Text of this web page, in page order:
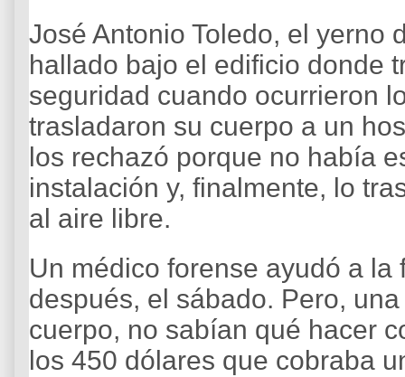
José Antonio Toledo, el yerno
hallado bajo el edificio donde
seguridad cuando ocurrieron
trasladaron su cuerpo a un
los rechazó porque no había
instalación y, finalmente, lo
al aire libre.
Un médico forense ayudó a
después, el sábado. Pero,
cuerpo, no sabían qué hacer
los 450 dólares que cobraba